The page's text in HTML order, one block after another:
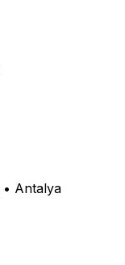
• Antalya